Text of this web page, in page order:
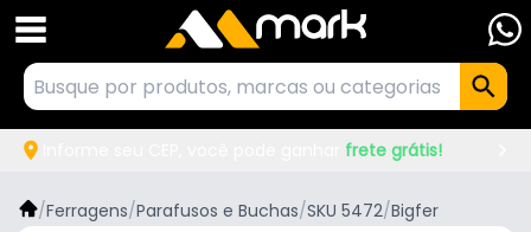
frete grátis!
/Ferragens/Parafusos e Buchas/SKU 5472/Bigfer